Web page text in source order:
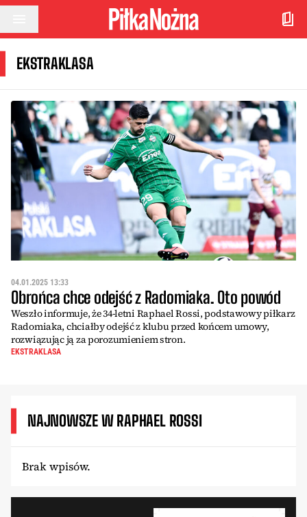
Przejdź do treści
EKSTRAKLASA
04.01.2025 13:33
Obrońca chce odejść z Radomiaka. Oto powód
Weszło informuje, że 34-letni Raphael Rossi, podstawowy piłkarz
Radomiaka, chciałby odejść z klubu przed końcem umowy,
rozwiązując ją za porozumieniem stron.
EKSTRAKLASA
NAJNOWSZE W RAPHAEL ROSSI
Brak wpisów.